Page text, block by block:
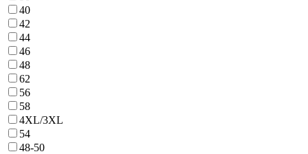
40
42
44
46
48
62
56
58
4ХL/3XL
54
48-50